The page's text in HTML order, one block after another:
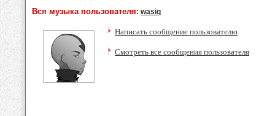
Вся музыка пользователя: wasiq
Написать сообщение пользователю
Смотреть все сообщения пользователя